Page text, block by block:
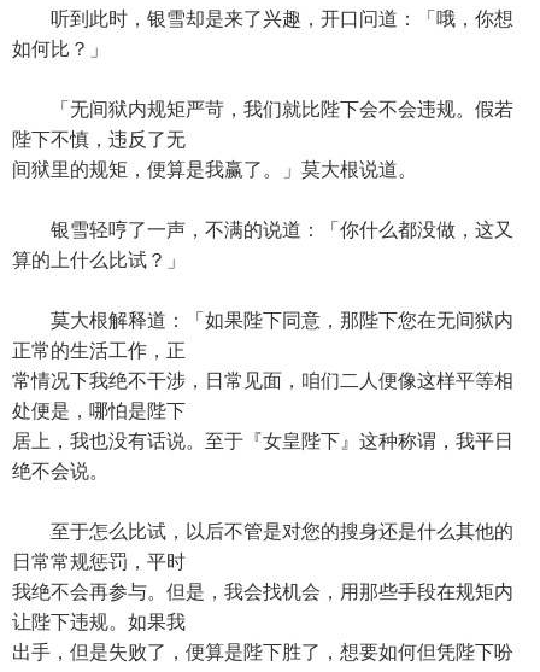
听到此时，银雪却是来了兴趣，开口问道：「哦，你想
如何比？」
「无间狱内规矩严苛，我们就比陛下会不会违规。假若
陛下不慎，违反了无
间狱里的规矩，便算是我赢了。」莫大根说道。
银雪轻哼了一声，不满的说道：「你什么都没做，这又
算的上什么比试？」
莫大根解释道：「如果陛下同意，那陛下您在无间狱内
正常的生活工作，正
常情况下我绝不干涉，日常见面，咱们二人便像这样平等相
处便是，哪怕是陛下
居上，我也没有话说。至于『女皇陛下』这种称谓，我平日
绝不会说。
至于怎么比试，以后不管是对您的搜身还是什么其他的
日常常规惩罚，平时
我绝不会再参与。但是，我会找机会，用那些手段在规矩内
让陛下违规。如果我
出手，但是失败了，便算是陛下胜了，想要如何但凭陛下吩